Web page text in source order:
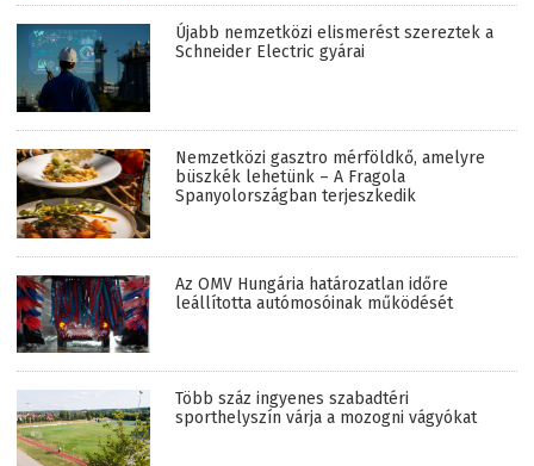
Újabb nemzetközi elismerést szereztek a
Schneider Electric gyárai
Nemzetközi gasztro mérföldkő, amelyre
büszkék lehetünk – A Fragola
Spanyolországban terjeszkedik
Az OMV Hungária határozatlan időre
leállította autómosóinak működését
Több száz ingyenes szabadtéri
sporthelyszín várja a mozogni vágyókat